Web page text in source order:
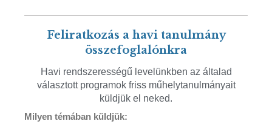
Feliratkozás a havi tanulmány
összefoglalónkra
Havi rendszerességű levelünkben az általad
választott programok friss műhelytanulmányait
küldjük el neked.
Milyen témában küldjük: